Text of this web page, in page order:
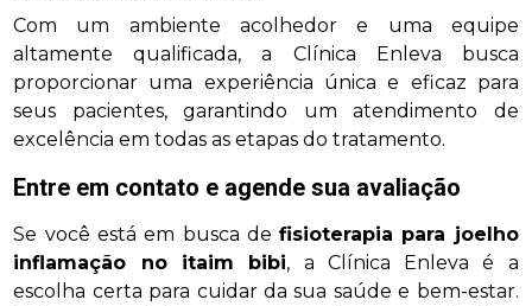
Com um ambiente acolhedor e uma equipe
altamente qualificada, a Clínica Enleva busca
proporcionar uma experiência única e eficaz para
seus pacientes, garantindo um atendimento de
excelência em todas as etapas do tratamento.
Entre em contato e agende sua avaliação
Se você está em busca defisioterapia para joelho
inflamação no itaim bibi, a Clínica Enleva é a
escolha certa para cuidar da sua saúde e bem-estar.